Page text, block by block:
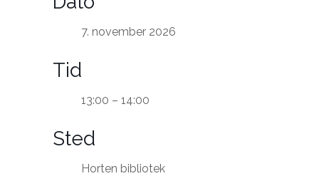
7. november 2026
Tid
13:00 – 14:00
Sted
Horten bibliotek